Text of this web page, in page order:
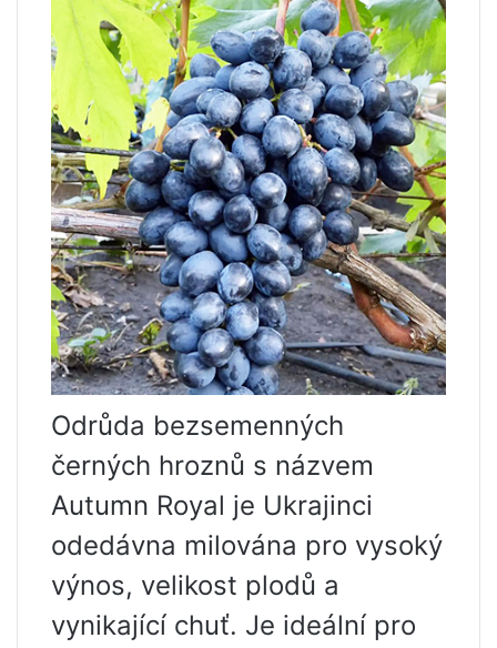
Odrůda bezsemenných
černých hroznů s názvem
Autumn Royal je Ukrajinci
odedávna milována pro vysoký
výnos, velikost plodů a
vynikající chuť. Je ideální pro